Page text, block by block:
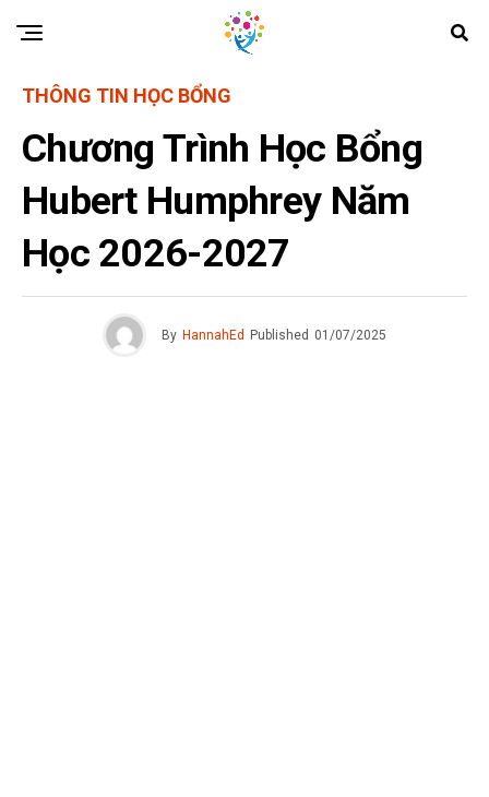
THÔNG TIN HỌC BỔNG
Chương Trình Học Bổng
Hubert Humphrey Năm
Học 2026-2027
By HannahEd Published 01/07/2025